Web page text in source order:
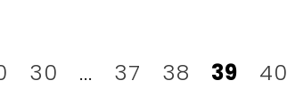
30 ... 37 38 39 40